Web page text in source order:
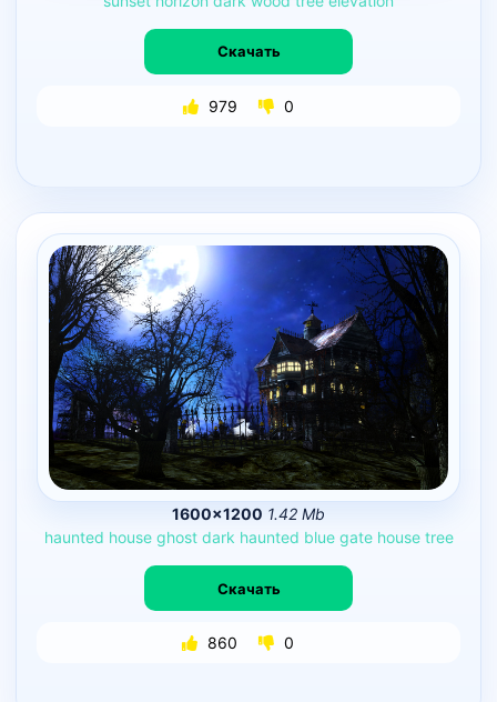
Скачать
979 0
1600×1200 1.42 Mb
haunted house ghost dark haunted blue gate house tree
Скачать
860 0